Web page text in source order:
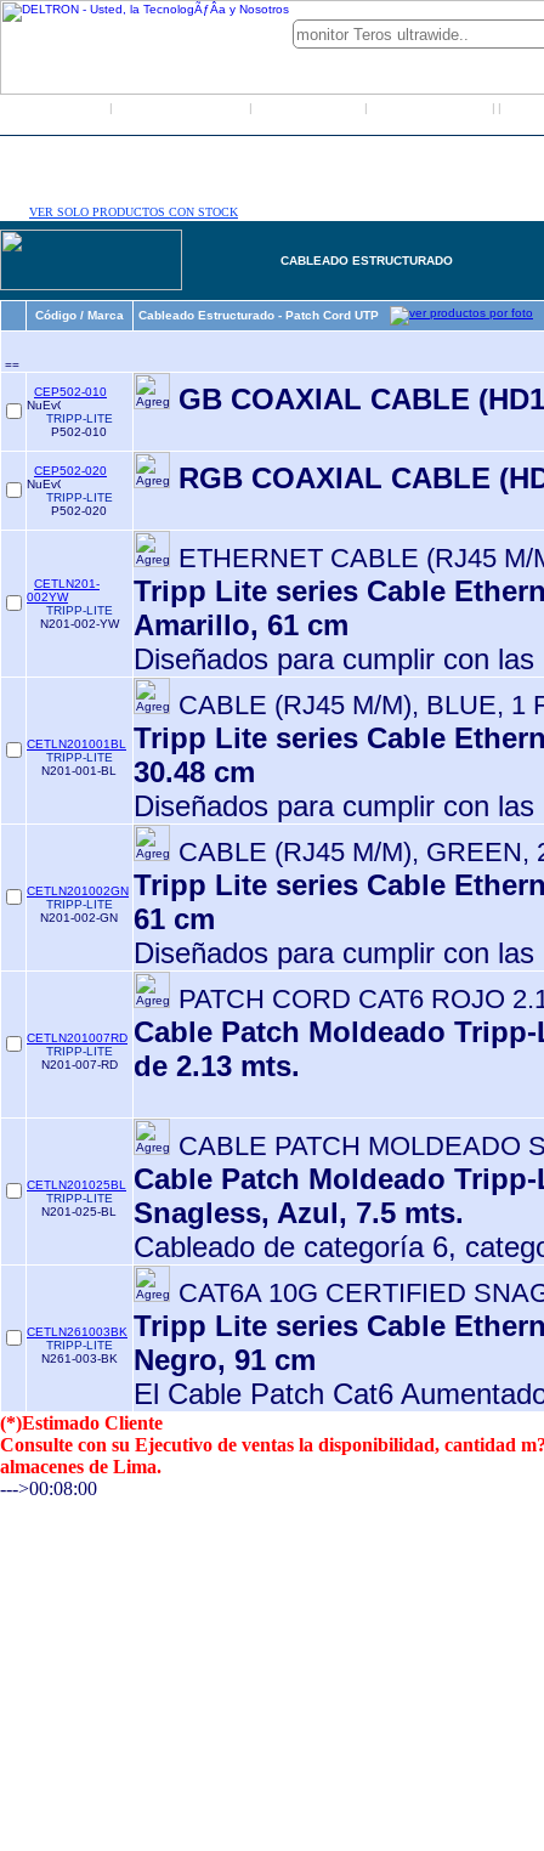
| | | | |
VER SOLO PRODUCTOS CON STOCK
CABLEADO ESTRUCTURADO
Código / Marca Cableado Estructurado - Patch Cord UTP
==
CEP502-010
TRIPP-LITE
P502-010
GB COAXIAL CABLE
CEP502-020
TRIPP-LITE
P502-020
RGB COAXIAL CABLE
CETLN201-
002YW
TRIPP-LITE
N201-002-YW
ETHERNET CABLE (RJ45 M/
Tripp Lite series Cable
Amarillo, 61 cm
Diseñados para cumplir con
CETLN201001BL
TRIPP-LITE
N201-001-BL
CABLE (RJ45 M/M), BLUE, 1
Tripp Lite series Cable
30.48 cm
Diseñados para cumplir con
CETLN201002GN
TRIPP-LITE
N201-002-GN
CABLE (RJ45 M/M), GREEN,
Tripp Lite series Cable
61 cm
Diseñados para cumplir con
CETLN201007RD
TRIPP-LITE
N201-007-RD
PATCH CORD CAT6 ROJO
Cable Patch Moldeado
de 2.13 mts.
CETLN201025BL
TRIPP-LITE
N201-025-BL
CABLE PATCH MOLDEADO
Cable Patch Moldeado
Snagless, Azul, 7.5 mts.
Cableado de categoría 6,
CETLN261003BK
TRIPP-LITE
N261-003-BK
CAT6A 10G CERTIFIED
Tripp Lite series Cable
Negro, 91 cm
El Cable Patch Cat6
(*)Estimado Cliente
Consulte con su Ejecutivo de ventas la disponibilidad, cantidad
almacenes de Lima.
--->00:08:00